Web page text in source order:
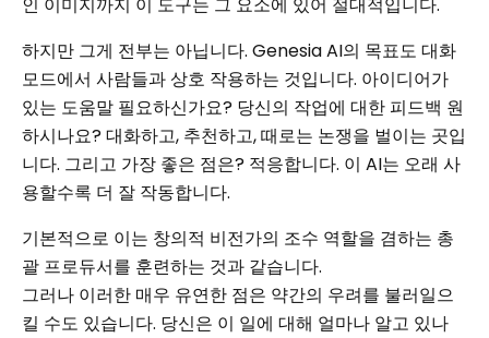
하지만 그게 전부는 아닙니다. Genesia AI의 목표도 대화
모드에서 사람들과 상호 작용하는 것입니다. 아이디어가
있는 도움말 필요하신가요? 당신의 작업에 대한 피드백 원
하시나요? 대화하고, 추천하고, 때로는 논쟁을 벌이는 곳입
니다. 그리고 가장 좋은 점은? 적응합니다. 이 AI는 오래 사
용할수록 더 잘 작동합니다.
기본적으로 이는 창의적 비전가의 조수 역할을 겸하는 총
괄 프로듀서를 훈련하는 것과 같습니다.
그러나 이러한 매우 유연한 점은 약간의 우려를 불러일으
킬 수도 있습니다. 당신은 이 일에 대해 얼마나 알고 있나